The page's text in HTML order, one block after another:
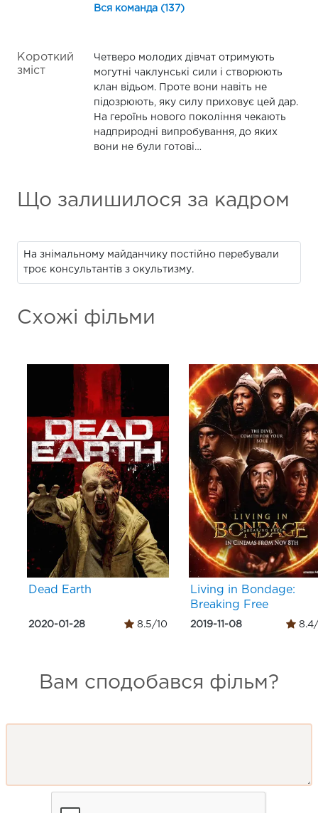
Вся команда (137)
Короткий
зміст
Четверо молодих дівчат отримують
могутні чаклунські сили і створюють
клан відьом. Проте вони навіть не
підозрюють, яку силу приховує цей дар.
На героїнь нового покоління чекають
надприродні випробування, до яких
вони не були готові…
Що залишилося за кадром
На знімальному майданчику постійно перебували
троє консультантів з окультизму.
Схожі фільми
Dead Earth
2020-01-28 8.5/10
Living in Bondage:
Breaking Free
2019-11-08 8.4/
Вам сподобався фільм?